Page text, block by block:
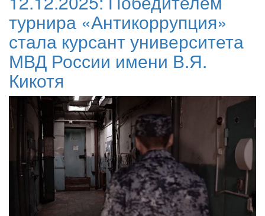
турнира «Антикоррупция»
стала курсант университета
МВД России имени В.Я.
Кикотя